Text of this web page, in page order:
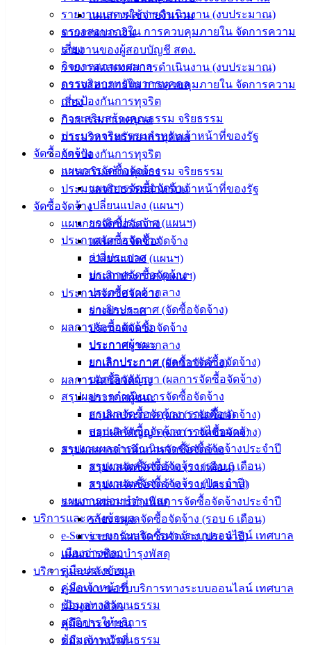
รายงานแสดงผลการดำเนินงาน (งบประมาณ)
ตรวจสอบภายใน การควบคุมภายใน จัดการความ
เสี่ยง
กิจการสภาเทศบาล
การบริหารทรัพยากรบุคคล
การป้องกันการทุจริต
การเสริมสร้างคุณธรรม จริยธรรม
ประมวลจริยธรรมสำหรับเจ้าหน้าที่ของรัฐ
จัดซื้อจัดจ้าง
แผนการจัดซื้อจัดจ้าง
แผนการจัดซื้อจัดจ้าง
เปลี่ยนแปลง (แผนฯ)
ยกเลิกประกาศ (แผนฯ)
ประกาศจัดซื้อจัดจ้าง
ร่างประกาศ
ประกาศจัดซื้อจัดจ้าง
ประกาศราคากลาง
ยกเลิกประกาศ (จัดซื้อจัดจ้าง)
ผลการจัดซื้อจัดจ้าง
ประกาศผู้ชนะ
ยกเลิกประกาศ (ผลการจัดซื้อจัดจ้าง)
บอกเลิกสัญญา (ผลการจัดซื้อจัดจ้าง)
สรุปผลการดำเนินการจัดซื้อจัดจ้าง
สรุปผลจัดซื้อจัดจ้าง (รายเดือน)
สรุปผลจัดซื้อจัดจ้าง (รายไตรมาส)
รายงานผลการดำเนินการจัดซื้อจัดจ้างประจำปี
รายงานผลจัดซื้อจัดจ้าง (รอบ 6 เดือน)
รายงานผลจัดซื้อจัดจ้าง (ประจำปี)
แผนการซ่อมบำรุงพัสดุ
บริการและคลังข้อมูล
e-Service ขอรับบริการทางระบบออนไลน์ เทศบาล
เมืองอ่างศิลา
คู่มือประชาชน
คู่มือเจ้าหน้าที่
ข้อมูลทางวัฒนธรรม
สถิติการให้บริการ
ข้อมูลทางวัฒนธรรม
แผนการใช้จ่ายงินรวม
รายงานการเงิน
รายงานของผู้สอบบัญชี สตง.
รายงานแสดงผลการดำเนินงาน (งบประมาณ)
ตรวจสอบภายใน การควบคุมภายใน จัดการความ
เสี่ยง
กิจการสภาเทศบาล
การบริหารทรัพยากรบุคคล
การป้องกันการทุจริต
การเสริมสร้างคุณธรรม จริยธรรม
ประมวลจริยธรรมสำหรับเจ้าหน้าที่ของรัฐ
จัดซื้อจัดจ้าง
แผนการจัดซื้อจัดจ้าง
แผนการจัดซื้อจัดจ้าง
เปลี่ยนแปลง (แผนฯ)
ยกเลิกประกาศ (แผนฯ)
ประกาศจัดซื้อจัดจ้าง
ร่างประกาศ
ประกาศจัดซื้อจัดจ้าง
ประกาศราคากลาง
ยกเลิกประกาศ (จัดซื้อจัดจ้าง)
ผลการจัดซื้อจัดจ้าง
ประกาศผู้ชนะ
ยกเลิกประกาศ (ผลการจัดซื้อจัดจ้าง)
บอกเลิกสัญญา (ผลการจัดซื้อจัดจ้าง)
สรุปผลการดำเนินการจัดซื้อจัดจ้าง
สรุปผลจัดซื้อจัดจ้าง (รายเดือน)
สรุปผลจัดซื้อจัดจ้าง (รายไตรมาส)
รายงานผลการดำเนินการจัดซื้อจัดจ้างประจำปี
รายงานผลจัดซื้อจัดจ้าง (รอบ 6 เดือน)
รายงานผลจัดซื้อจัดจ้าง (ประจำปี)
แผนการซ่อมบำรุงพัสดุ
บริการและคลังข้อมูล
e-Service ขอรับบริการทางระบบออนไลน์ เทศบาล
เมืองอ่างศิลา
คู่มือประชาชน
คู่มือเจ้าหน้าที่
142-100-104
บริการ
ประชาชน
ดาวน์โหลด
ฟอร์ม,
เอกสาร
สำหรับ
ประชาชน/
คู่มือการ
อิเล็กทรอนิกส์
(Knowledge
Management)
เทศบาล
สายตรง
ประวัติ
เทศบาล
ผู้บริหาร
หัวหน้า